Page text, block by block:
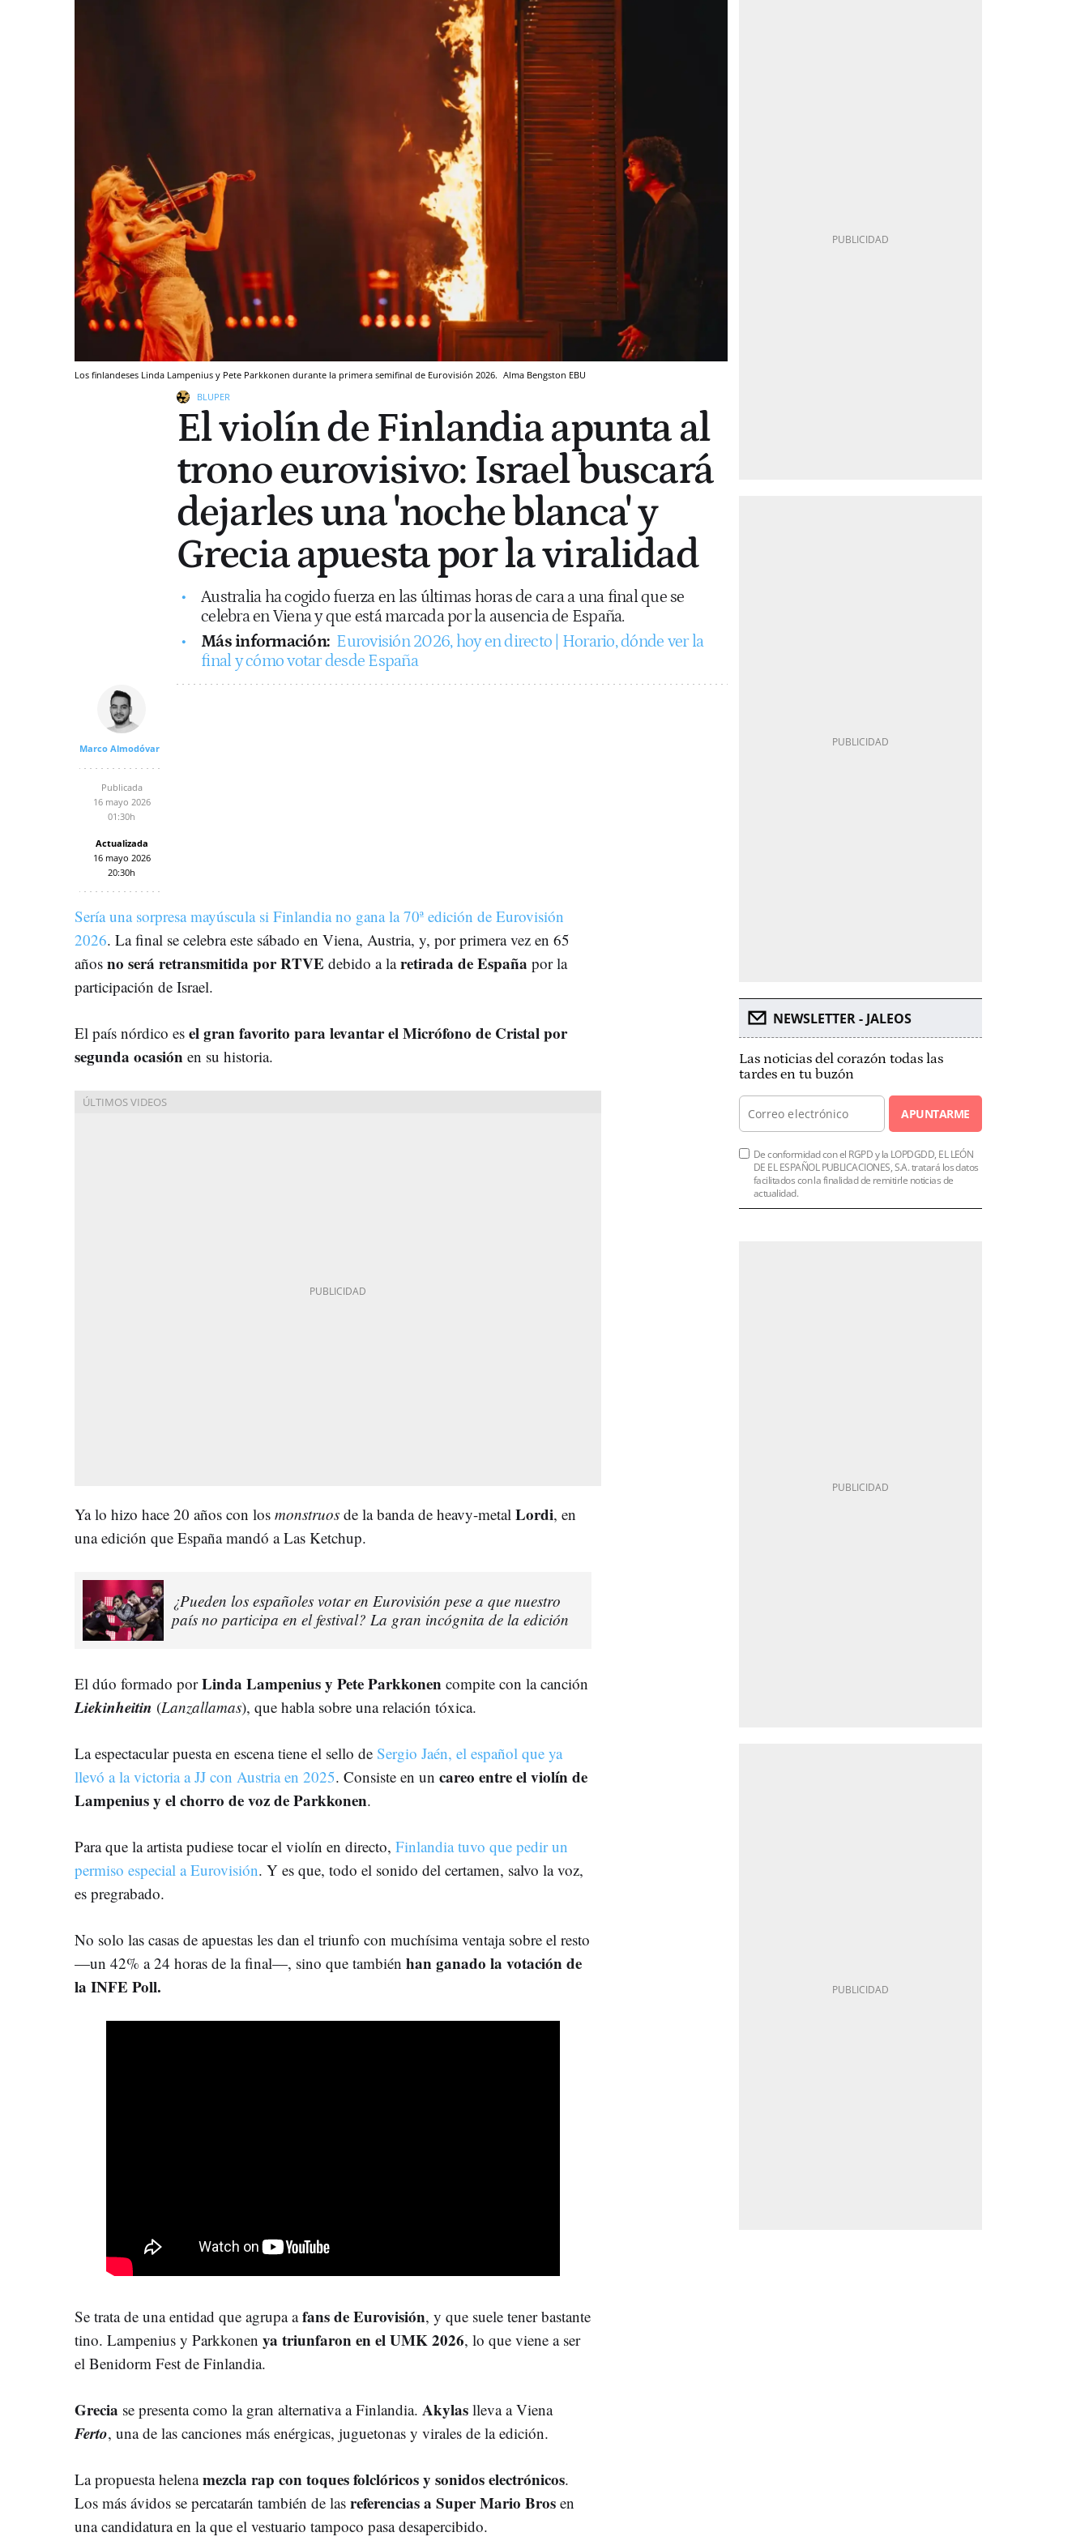
Los finlandeses Linda Lampenius y Pete Parkkonen durante la primera semifinal de Eurovisión 2026. Alma Bengston EBU
BLUPER
El violín de Finlandia apunta al
trono eurovisivo: Israel buscará
dejarles una 'noche blanca' y
Grecia apuesta por la viralidad
Australia ha cogido fuerza en las últimas horas de cara a una final que se
celebra en Viena y que está marcada por la ausencia de España.
Más información: Eurovisión 2026, hoy en directo | Horario, dónde ver la
final y cómo votar desde España
Marco Almodóvar
Publicada
16 mayo 2026
01:30h
Actualizada
16 mayo 2026
20:30h
Sería una sorpresa mayúscula si Finlandia no gana la 70ª edición de Eurovisión
2026. La final se celebra este sábado en Viena, Austria, y, por primera vez en 65
años no será retransmitida por RTVE debido a laretirada de España por la
participación de Israel.
El país nórdico es el gran favorito para levantar el Micrófono de Cristal por
segunda ocasión en su historia.
Ya lo hizo hace 20 años con los monstruos de la banda de heavy-metal Lordi, en
una edición que España mandó a Las Ketchup.
¿Pueden los españoles votar en Eurovisión pese a que nuestro
país no participa en el festival? La gran incógnita de la edición
El dúo formado porLinda Lampenius y Pete Parkkonen compite con la canción
Liekinheitin (Lanzallamas), que habla sobre una relación tóxica.
La espectacular puesta en escena tiene el sello de Sergio Jaén, el español que ya
llevó a la victoria a JJ con Austria en 2025. Consiste en un careo entre el violín de
Lampenius y el chorro de voz de Parkkonen.
Para que la artista pudiese tocar el violín en directo, Finlandia tuvo que pedir un
permiso especial a Eurovisión. Y es que, todo el sonido del certamen, salvo la voz,
es pregrabado.
No solo las casas de apuestas les dan el triunfo con muchísima ventaja sobre el resto
—un 42% a 24 horas de la final—, sino que también han ganado la votación de
la INFE Poll.
Se trata de una entidad que agrupa afans de Eurovisión, y que suele tener bastante
tino. Lampenius y Parkkonen ya triunfaron en el UMK 2026, lo que viene a ser
el Benidorm Fest de Finlandia.
Grecia se presenta como la gran alternativa a Finlandia. Akylas lleva a Viena
Ferto, una de las canciones más enérgicas, juguetonas y virales de la edición.
La propuesta helenamezcla rap con toques folclóricos y sonidos electrónicos.
Los más ávidos se percatarán también de las referencias a Super Mario Bros en
una candidatura en la que el vestuario tampoco pasa desapercibido.
NEWSLETTER - JALEOS
Las noticias del corazón todas las
tardes en tu buzón
APUNTARME
De conformidad con el RGPD y la LOPDGDD, EL LEÓN
DE EL ESPAÑOL PUBLICACIONES, S.A. tratará los datos
facilitados con la finalidad de remitirle noticias de
actualidad.